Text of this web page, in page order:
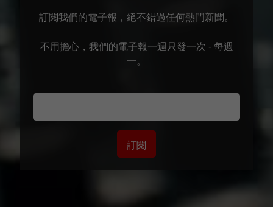
訂閱我們的電子報，絕不錯過任何熱門新聞。
不用擔心，我們的電子報一週只發一次 - 每週
一。
訂閱